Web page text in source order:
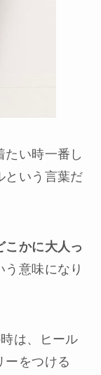
たい時一番し
という言葉だ
こかに大人っ
う意味になり
は、ヒール
ーをつける